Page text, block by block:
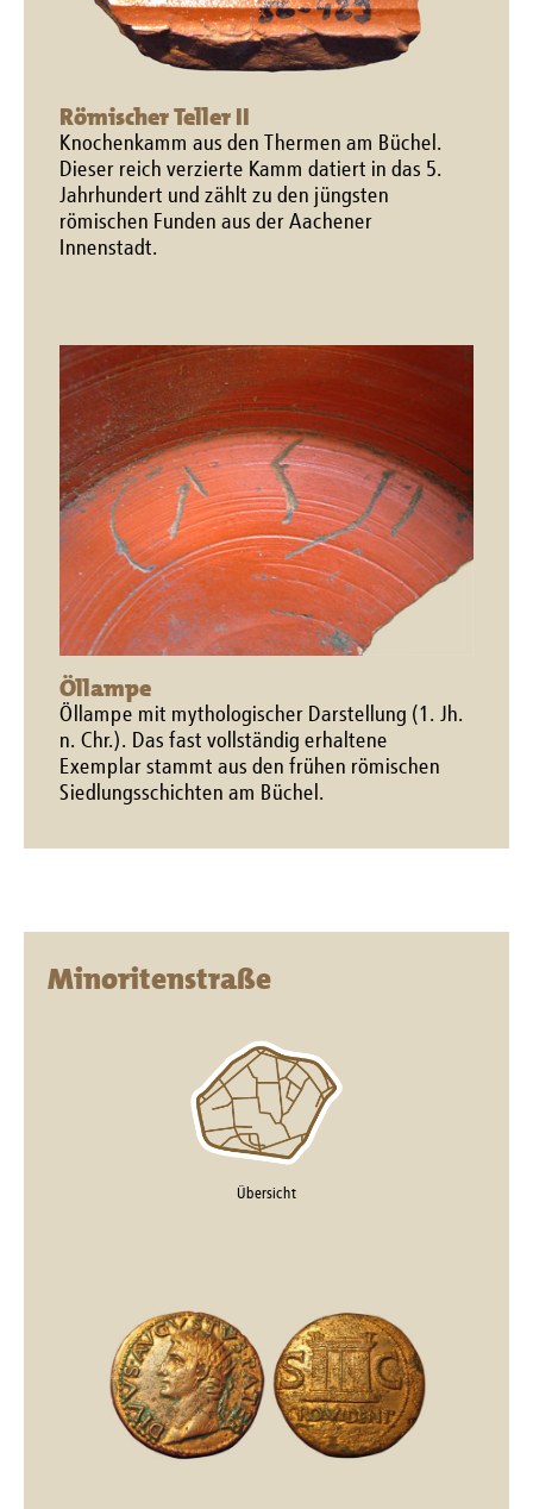
Römischer Teller II
Knochenkamm aus den Thermen am Büchel.
Dieser reich verzierte Kamm datiert in das 5.
Jahrhundert und zählt zu den jüngsten
römischen Funden aus der Aachener
Innenstadt.
Öllampe
Öllampe mit mythologischer Darstellung (1. Jh.
n. Chr.). Das fast vollständig erhaltene
Exemplar stammt aus den frühen römischen
Siedlungsschichten am Büchel.
Minoritenstraße
Übersicht